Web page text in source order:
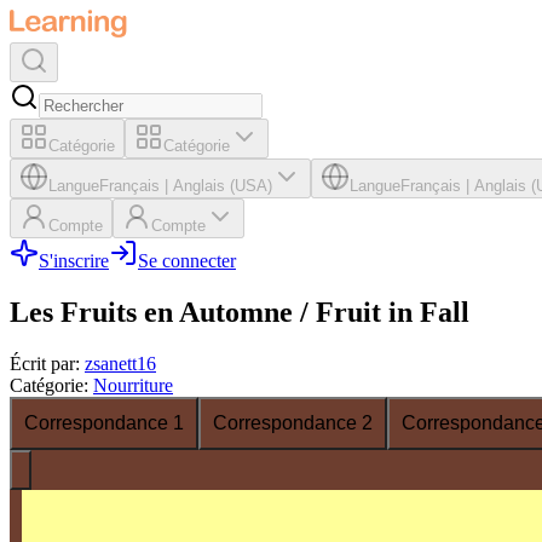
Catégorie Catégorie
LangueFrançais Anglais (USA) LangueFrançais Anglais
Compte Compte
S'inscrire Se connecter
Les Fruits en Automne / Fruit in Fall
Écrit par: zsanett16
Catégorie: Nourriture
Correspondance 1
Correspondance 2